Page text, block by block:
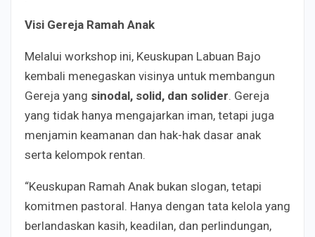
Visi Gereja Ramah Anak
Melalui workshop ini, Keuskupan Labuan Bajo
kembali menegaskan visinya untuk membangun
Gereja yang sinodal, solid, dan solider. Gereja
yang tidak hanya mengajarkan iman, tetapi juga
menjamin keamanan dan hak-hak dasar anak
serta kelompok rentan.
“Keuskupan Ramah Anak bukan slogan, tetapi
komitmen pastoral. Hanya dengan tata kelola yang
berlandaskan kasih, keadilan, dan perlindungan,